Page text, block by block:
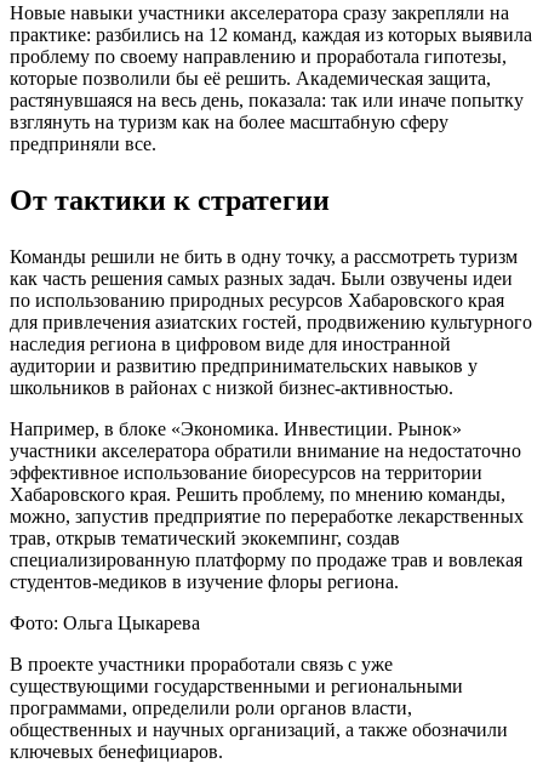
Новые навыки участники акселератора сразу закрепляли на
практике: разбились на 12 команд, каждая из которых выявила
проблему по своему направлению и проработала гипотезы,
которые позволили бы её решить. Академическая защита,
растянувшаяся на весь день, показала: так или иначе попытку
взглянуть на туризм как на более масштабную сферу
предприняли все.
От тактики к стратегии
Команды решили не бить в одну точку, а рассмотреть туризм
как часть решения самых разных задач. Были озвучены идеи
по использованию природных ресурсов Хабаровского края
для привлечения азиатских гостей, продвижению культурного
наследия региона в цифровом виде для иностранной
аудитории и развитию предпринимательских навыков у
школьников в районах с низкой бизнес-активностью.
Например, в блоке «Экономика. Инвестиции. Рынок»
участники акселератора обратили внимание на недостаточно
эффективное использование биоресурсов на территории
Хабаровского края. Решить проблему, по мнению команды,
можно, запустив предприятие по переработке лекарственных
трав, открыв тематический экокемпинг, создав
специализированную платформу по продаже трав и вовлекая
студентов-медиков в изучение флоры региона.
Фото: Ольга Цыкарева
В проекте участники проработали связь с уже
существующими государственными и региональными
программами, определили роли органов власти,
общественных и научных организаций, а также обозначили
ключевых бенефициаров.